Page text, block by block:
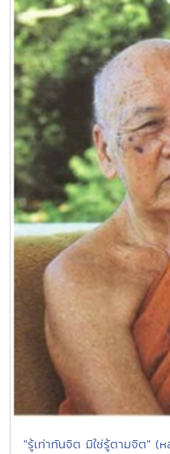
"รู้เท่าทันจิต มิใช่รู้ตามจิต" (